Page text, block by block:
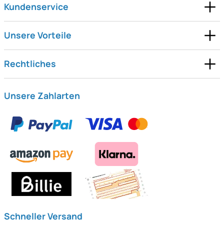
Kundenservice
Unsere Vorteile
Rechtliches
Unsere Zahlarten
Schneller Versand